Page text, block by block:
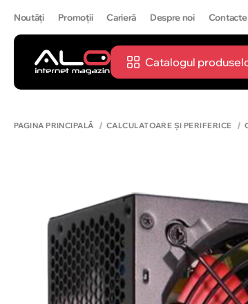
Noutăți Promoții Carieră Despre noi Contacte
Catalogul
PAGINA PRINCIPALĂ CALCULATOARE ȘI PERIFERICE